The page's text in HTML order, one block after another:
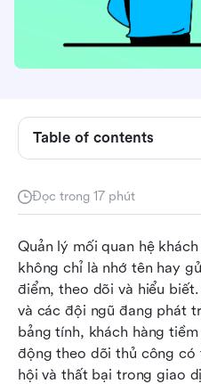
Đọc trong 17 phút
Quản lý mối quan hệ
không chỉ là nhớ tên hay
điểm, theo dõi và hiểu
và các đội ngũ đang phát
bảng tính, khách hàng
động theo dõi thủ công có
hội và thất bại trong giao
Table of contents
Tầm quan trọng của
Phương pháp đánh giá
So sánh nhanh phần
Phần mềm CRM bất
2026
Chọn CRM tốt nhất
sản của bạn